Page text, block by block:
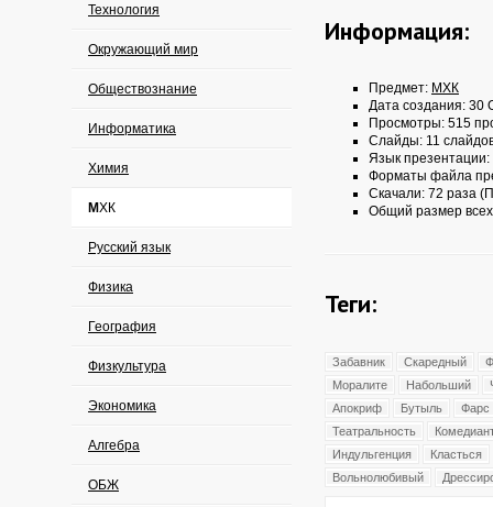
Технология
Окружающий мир
Обществознание
Информатика
Химия
МХК
Русский язык
Физика
География
Физкультура
Экономика
Алгебра
ОБЖ
Информация:
Предмет: МХК
Дата создания: 30
Просмотры: 515
Слайды: 11
Язык презентации:
Форматы файла
Скачали: 72 раза
Общий размер
Теги:
Забавник Скаредный
Моралите
Набольший
Апокриф
Бутыль
Фарс
Театральность
Индульгенция
Класться
Вольнолюбивый